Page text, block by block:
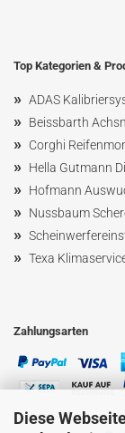
Diese
Top Kategorien &
» ADAS
» Beissbarth
» Corghi
» Hella Gutmann
» Hofmann Ausw
» Nussbaum
»
» Texa
Zahlungsarten